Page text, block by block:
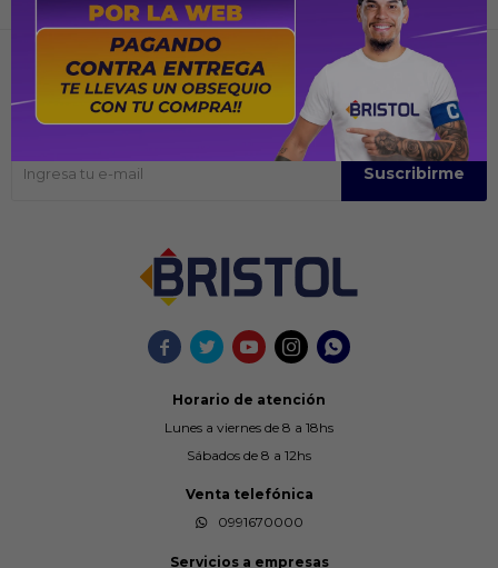
    
Horario de atención
Lunes a viernes de 8 a 18hs
Sábados de 8 a 12hs
Venta telefónica
0991670000
Servicios a empresas
Recibir ofertas y promociones
Suscríbase para obtener información sobre productos y cupones
Suscribirme